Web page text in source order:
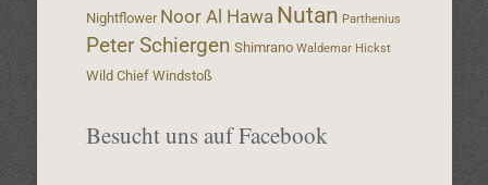
Nightflower Noor Al Hawa Nutan Parthenius
Peter Schiergen Shimrano Waldemar Hickst
Wild Chief Windstoß
Besucht uns auf Facebook